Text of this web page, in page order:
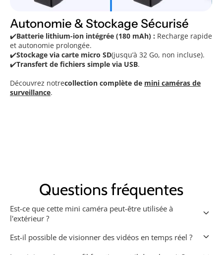
Autonomie & Stockage Sécurisé
✔️Batterie lithium-ion intégrée (180 mAh) : Recharge rapide
et autonomie prolongée.
✔️Stockage via carte micro SD(jusqu’à 32 Go, non incluse).
✔️Transfert de fichiers simple via USB.
Découvrez notrecollection complète de mini caméras de
surveillance.
Questions fréquentes
Est-ce que cette mini caméra peut-être utilisée à
l'extérieur ?
keyboard_arrow_down
Est-il possible de visionner des vidéos en temps réel ? keyboard_arrow_down